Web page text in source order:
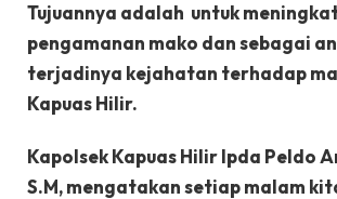
Tujuannya adalah untuk
pengamanan mako dan sebagai
terjadinya kejahatan terhadap
Kapuas Hilir.
Kapolsek Kapuas Hilir Ipda Peldo
S.M, mengatakan setiap malam